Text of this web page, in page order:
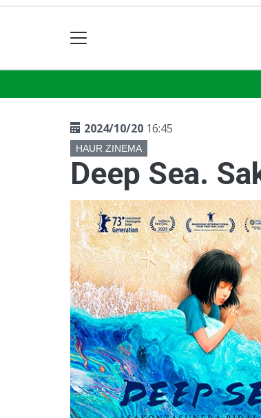
2024/10/20 16:45
HAUR ZINEMA
Deep Sea.